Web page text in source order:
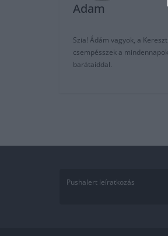
Adam
Szia! Ádám vagyok, a
csempésszek a
barátaiddal.
Pushalert leíratkozás